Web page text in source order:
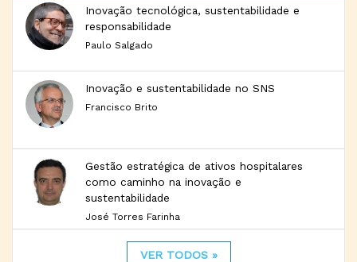
Inovação tecnológica, sustentabilidade e
responsabilidade
Paulo Salgado
Inovação e sustentabilidade no SNS
Francisco Brito
Gestão estratégica de ativos hospitalares
como caminho na inovação e
sustentabilidade
José Torres Farinha
VER TODOS »